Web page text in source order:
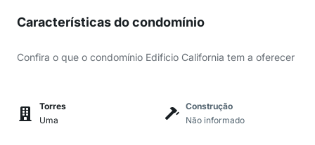
Características do condomínio
Confira o que o condomínio Edificio California tem a oferecer
Torres
Uma
Construção
Não informado